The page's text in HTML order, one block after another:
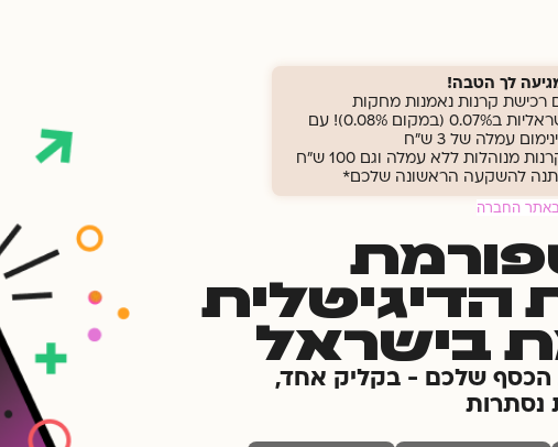
לך הטבה!
רכישת קרנות נאמנות מחקות
ישראליות ב0.07% (במקום 0.08%)! עם
עמלה של 3 ש"ח
וקרנות מנוהלות ללא עמלה וגם 100 ש"ח
להשקעה הראשונה שלכם*
באתר החברה
בישראל
שלכם - בקליק אחד,
נסתרות